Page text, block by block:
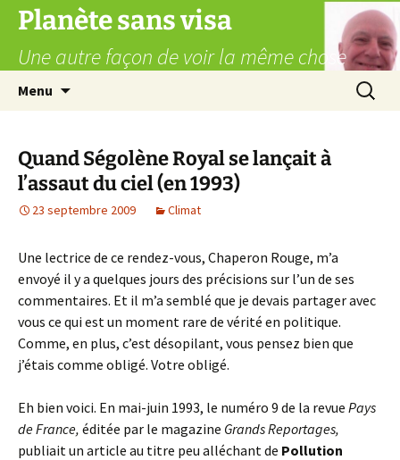
Aller
contenu
Planète sans visa
Une autre façon de voir la même chose
Menu
Quand Ségolène Royal se lançait à
l’assaut du ciel (en 1993)
23 septembre 2009 Climat
Une lectrice de ce rendez-vous, Chaperon Rouge, m’a
envoyé il y a quelques jours des précisions sur l’un de ses
commentaires. Et il m’a semblé que je devais partager avec
vous ce qui est un moment rare de vérité en politique.
Comme, en plus, c’est désopilant, vous pensez bien que
j’étais comme obligé. Votre obligé.
Eh bien voici. En mai-juin 1993, le numéro 9 de la revue Pays
de France, éditée par le magazine Grands Reportages,
publiait un article au titre peu alléchant de Pollution